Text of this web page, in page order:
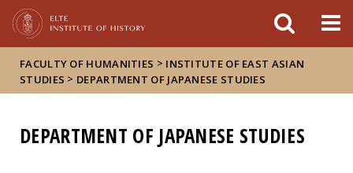
FACULTY OF HUMANITIES > INSTITUTE OF EAST ASIAN
STUDIES > DEPARTMENT OF JAPANESE STUDIES
DEPARTMENT OF JAPANESE STUDIES